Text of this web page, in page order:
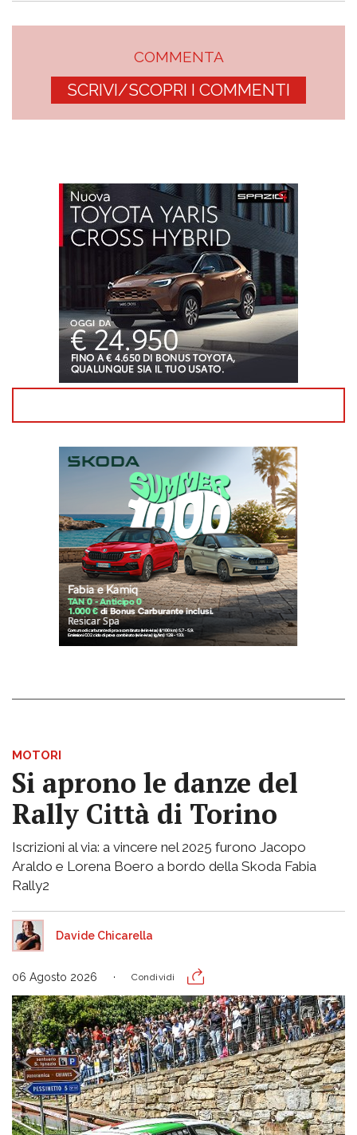
COMMENTA
SCRIVI/SCOPRI I COMMENTI
MOTORI
Si aprono le danze del
Rally Città di Torino
Iscrizioni al via: a vincere nel 2025 furono Jacopo
Araldo e Lorena Boero a bordo della Skoda Fabia
Rally2
Davide Chicarella
06 Agosto 2026 Condividi